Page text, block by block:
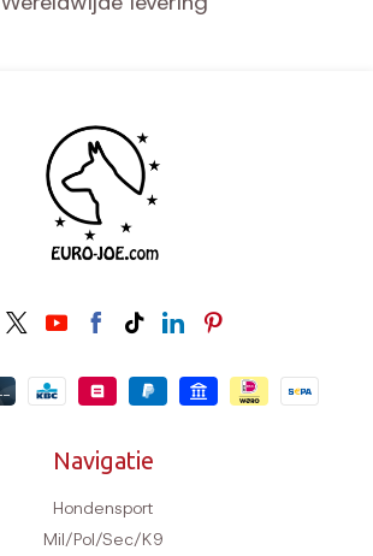
Navigatie
Hondensport
Mil/Pol/Sec/K9